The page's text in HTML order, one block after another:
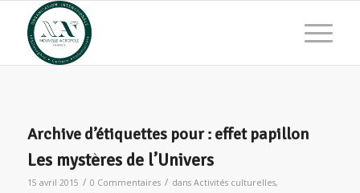
Archive d’étiquettes pour : effet papillon
Les mystères de l’Univers
15 avril 2015 / 0 Commentaires / dans Activités culturelles,